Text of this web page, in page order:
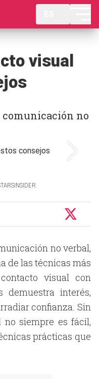
visual
comunicación no
no verbal,
de las técnicas más
visual con
demuestra interés,
confianza. Sin
no siempre es fácil,
prácticas que